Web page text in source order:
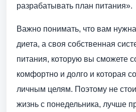
разрабатывать план питания».
Важно понимать, что вам
диета, а своя собственная
питания, которую вы сможете
комфортно и долго и которая
личным целям. Поэтому не
жизнь с понедельника, лучше